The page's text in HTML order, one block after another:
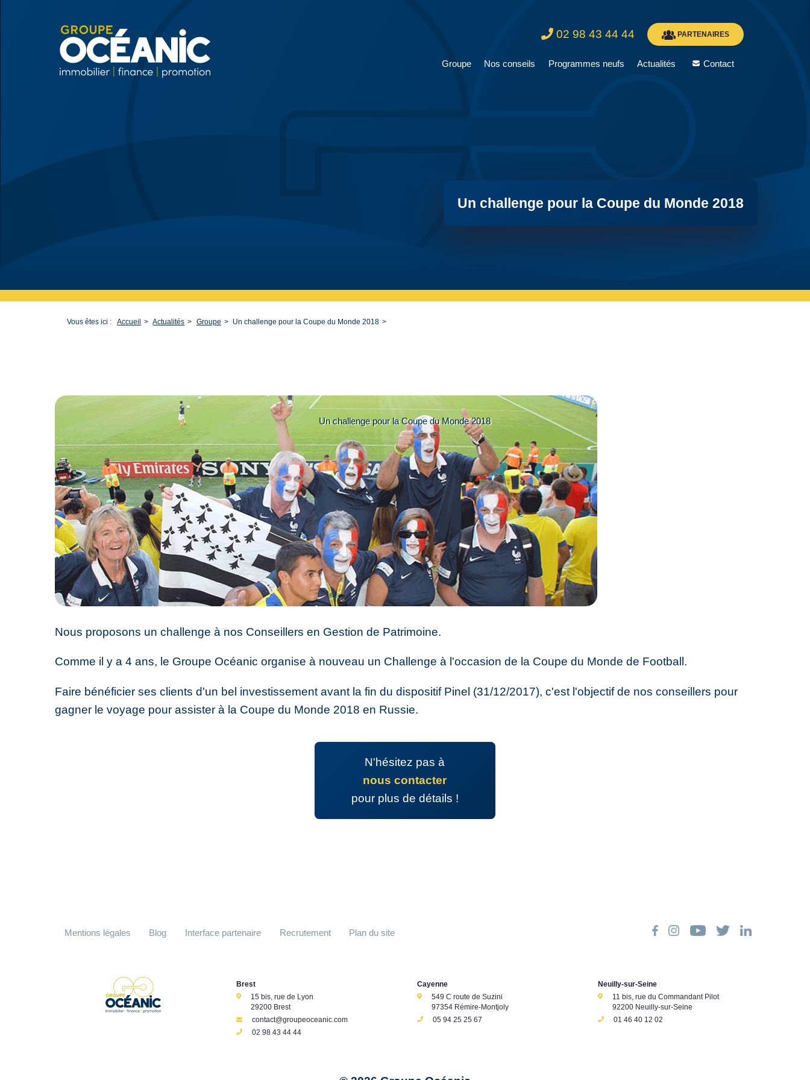
02 98 43 44 44 PARTENAIRES
Groupe Nos conseils Programmes neufs Actualités Contact
Un challenge pour la Coupe du Monde 2018
Vous êtes ici : Accueil Actualités Groupe Un challenge pour la Coupe du Monde 2018
Un challenge pour la Coupe du Monde 2018
Nous proposons un challenge à nos Conseillers en Gestion de Patrimoine.
Comme il y a 4 ans, le Groupe Océanic organise à nouveau un Challenge à l'occasion de la Coupe du Monde de Football.
Faire bénéficier ses clients d'un bel investissement avant la fin du dispositif Pinel (31/12/2017), c'est l'objectif de nos conseillers pour
gagner le voyage pour assister à la Coupe du Monde 2018 en Russie.
N'hésitez pas à
nous contacter
pour plus de détails !
Mentions légales Blog Interface partenaire Recrutement Plan du site
Brest
15 bis, rue de Lyon
29200 Brest
contact@groupeoceanic.com
02 98 43 44 44
Cayenne
549 C route de Suzini
97354 Rémire-Montjoly
05 94 25 25 67
Neuilly-sur-Seine
11 bis, rue du Commandant Pilot
92200 Neuilly-sur-Seine
01 46 40 12 02